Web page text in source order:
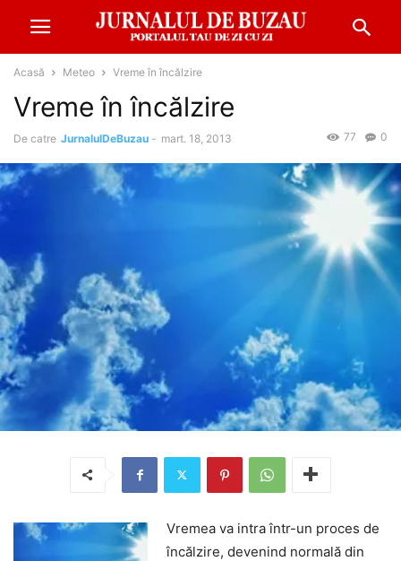
Acasă Meteo Vreme în încălzire
Vreme în încălzire
De catre JurnalulDeBuzau - mart. 18, 2013 0
77
Vremea va intra într-un proces de
încălzire, devenind normală din